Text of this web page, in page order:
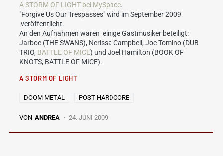
A STORM OF LIGHT bei MySpace.
"Forgive Us Our Trespasses" wird im September 2009
veröffentlicht.
An den Aufnahmen waren einige Gastmusiker beteiligt:
Jarboe (THE SWANS), Nerissa Campbell, Joe Tomino (DUB
TRIO, BATTLE OF MICE) und Joel Hamilton (BOOK OF
KNOTS, BATTLE OF MICE).
A STORM OF LIGHT
DOOM METAL POST HARDCORE
VON ANDREA 24. JUNI 2009